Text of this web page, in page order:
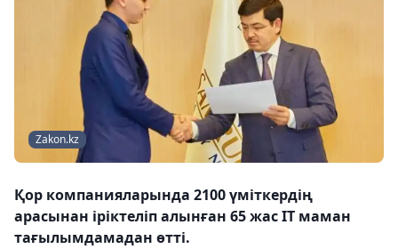
Zakon.kz
Қор компанияларында 2100 үміткердің
арасынан іріктеліп алынған 65 жас IT маман
тағылымдамадан өтті.